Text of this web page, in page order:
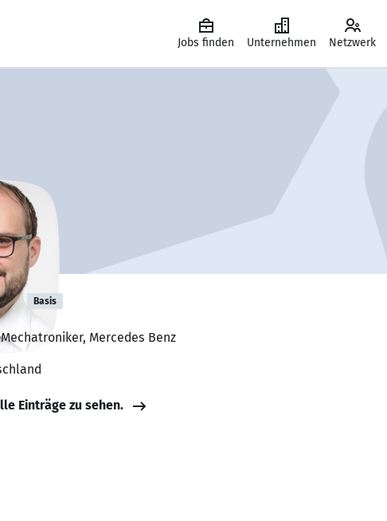
Jobs finden Unternehmen Netzwerk
Basis
Mercedes Benz
Einträge zu sehen.